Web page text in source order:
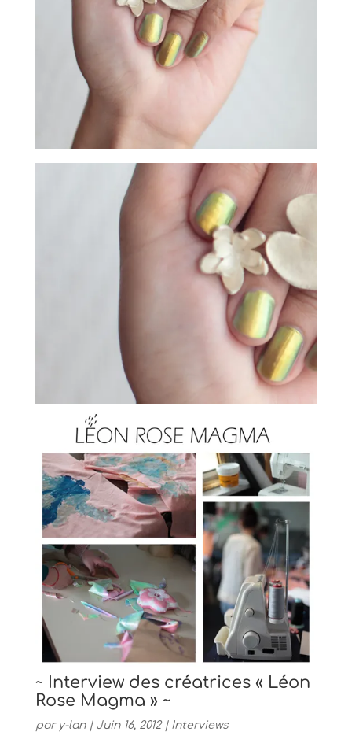
~ Interview des créatrices « Léon
Rose Magma » ~
par y-lan| Juin 16, 2012| Interviews